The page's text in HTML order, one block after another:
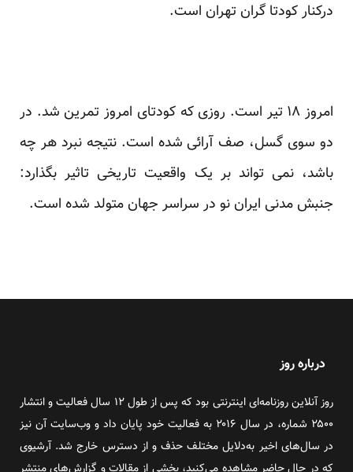
درکنار کودتا گران تهران است.
امروز ۱۸ تیر است. روزی که کودتای امروز تمرین شد. در
دو سوی گسل، صف آرائی شده است. نتیجه نبرد هر چه
باشد، نمی تواند بر یک واقعیت تاریخی تاثیر بگذارد:
جنبش مدنی ایران نو در سراسر جهان متولد شده است.
درباره روز
روز آنلاین روزنامه‌ای اینترنتی بود که پس از طول ۱۲ سال فعالیت و انتشار
۲۵۰۰ شماره، در سال ۲۰۱۶ به فعالیت خود پایان داد و وب‌سایت آن نیز
در سال‌های اخیر به‌دلایل مختلف حذف و از دسترس خارج شد. آرشیوی